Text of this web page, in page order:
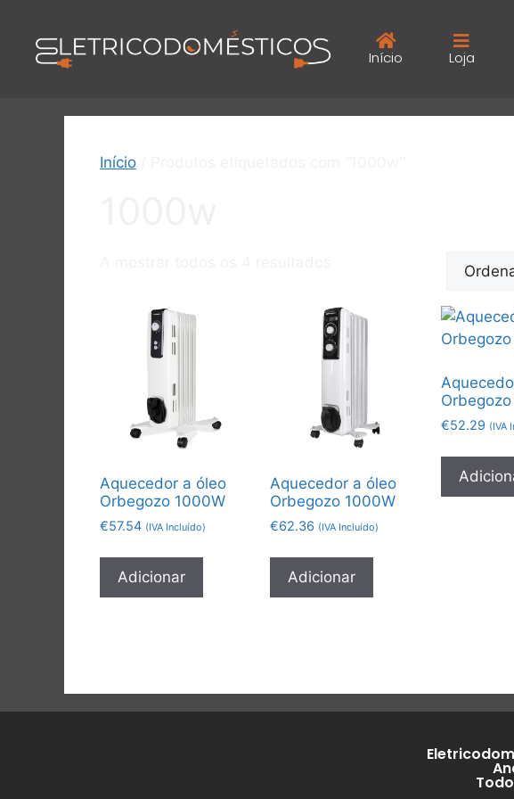
Início Loja
Início
Aquecedor a óleo
Orbegozo 1000W
€57.54 (IVA Incluído)
Adicionar
Aquecedor a óleo
Orbegozo 1000W
€62.36 (IVA Incluído)
Adicionar
€52.29 (IVA